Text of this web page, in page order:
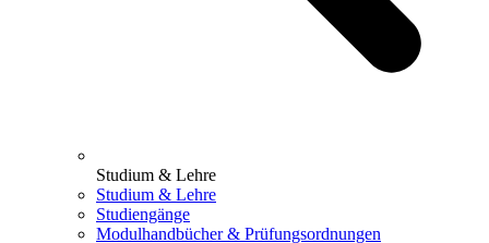
Studium & Lehre
Studium & Lehre
Studiengänge
Modulhandbücher & Prüfungsordnungen